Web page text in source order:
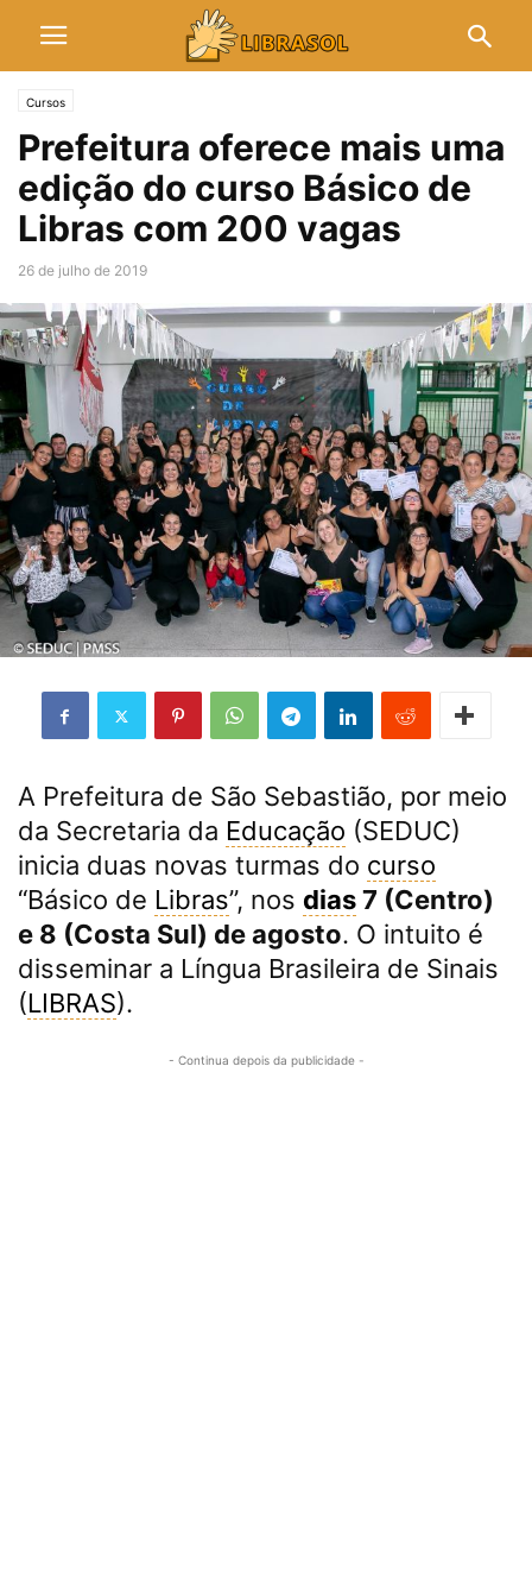
Cursos
Prefeitura oferece mais uma
edição do curso Básico de
Libras com 200 vagas
26 de julho de 2019
A Prefeitura de São Sebastião, por meio
da Secretaria da Educação (SEDUC)
inicia duas novas turmas do curso
“Básico de Libras”, nos dias7 (Centro)
e 8 (Costa Sul) de agosto. O intuito é
disseminar a Língua Brasileira de Sinais
(LIBRAS).
- Continua depois da publicidade -